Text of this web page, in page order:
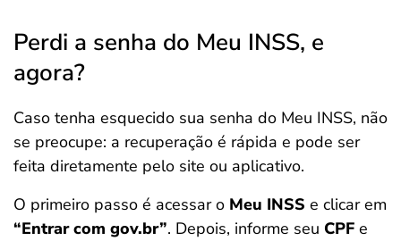
Perdi a senha do Meu INSS, e
agora?
Caso tenha esquecido sua senha do Meu INSS, não
se preocupe: a recuperação é rápida e pode ser
feita diretamente pelo site ou aplicativo.
O primeiro passo é acessar o Meu INSS e clicar em
“Entrar com gov.br”. Depois, informe seu CPF e